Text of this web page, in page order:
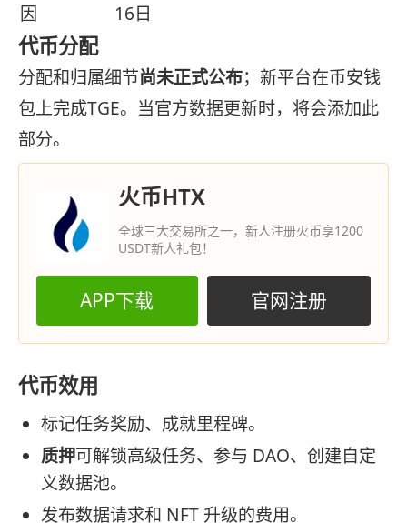
因
16日
代币分配
分配和归属细节尚未正式公布；新平台在币安钱
包上完成TGE。当官方数据更新时，将会添加此
部分。
火币HTX
全球三大交易所之一，新人注册火币享1200
USDT新人礼包！
APP下载 官网注册
代币效用
标记任务奖励、成就里程碑。
质押可解锁高级任务、参与 DAO、创建自定
义数据池。
发布数据请求和 NFT 升级的费用。